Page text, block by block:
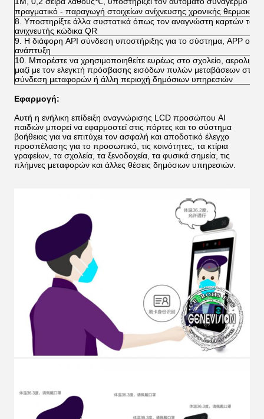
πραγματικό - παραγωγή στοιχείων ανίχνευσης χρονικής
8. Υποστηρίξτε άλλα συστατικά όπως τον αναγνώστη καρτών
ανιχνευτής κώδικα QR
9. Η διάφορη API σύνδεση υποστήριξης για το σύστημα, APP off-
ανάπτυξη
10. Μπορέστε να χρησιμοποιηθείτε ευρέως στο σχολείο,
μαζί με τον ελεγκτή πρόσβασης εισόδων πυλών μεταβάσεων στην
σύνδεση μεταφορών ή άλλη περιοχή δημόσιων υπηρεσιών
Εφαρμογή:
Αυτή η ενήλικη επίδειξη αναγνώρισης LCD προσώπου AI
παιδιών μπορεί να εφαρμοστεί στις πόρτες και το σύστημα
βοήθειας για να επιτύχει τον ασφαλή και αποδοτικό έλεγχο
προσπέλασης για το προσωπικό, τις κοινότητες, τα κτίρια
γραφείων, τα σχολεία, τα ξενοδοχεία, τα φυσικά σημεία, τις
πλήμνες μεταφορών και άλλες θέσεις δημόσιων υπηρεσιών